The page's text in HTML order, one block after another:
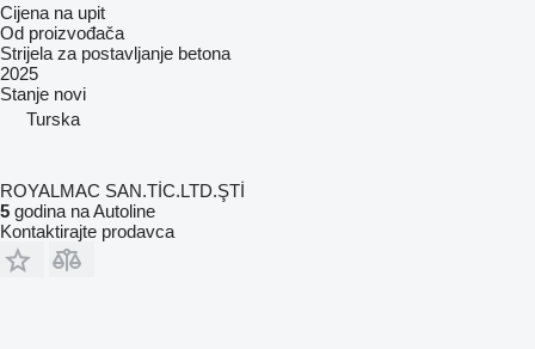
Cijena na upit
Od proizvođača
Strijela za postavljanje betona
2025
Stanje novi
Turska
ROYALMAC SAN.TİC.LTD.ŞTİ
5 godina na Autoline
Kontaktirajte prodavca